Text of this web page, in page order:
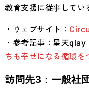
教育支援に従事してい
・ウェブサイト：
・参考記事：星天qlay
ちも幸せになる循環を
訪問先3：一般社